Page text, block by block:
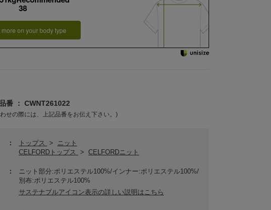
38
more on your body type
番 ： CWNT261022
せの際には、上記品番をお伝え下さい。)
トップス >
ニット
CELFORDトップス
> CELFORDニット
ニット部分:ポリエステル100%/インナー:ポリエステル100%/
別布:ポリエステル100%
サステナブルアイコン表示の詳しい説明はこちら